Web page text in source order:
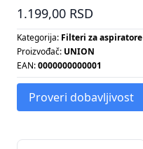
1.199,00 RSD
Kategorija: Filteri za aspiratore
Proizvođač: UNION
EAN:0000000000001
Proveri dobavljivost